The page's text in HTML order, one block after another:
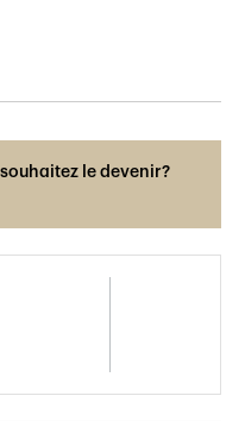
le devenir?